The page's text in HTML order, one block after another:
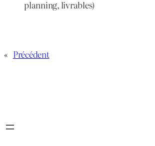
planning, livrables)
« Précédent